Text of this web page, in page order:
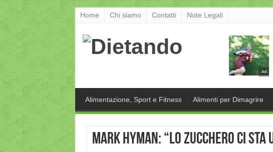
Home Chi siamo Contatti Note Legali
Alimentazione, Sport e Fitness Alimenti per Dimagrire
Mark Hyman: “Lo zucchero ci sta